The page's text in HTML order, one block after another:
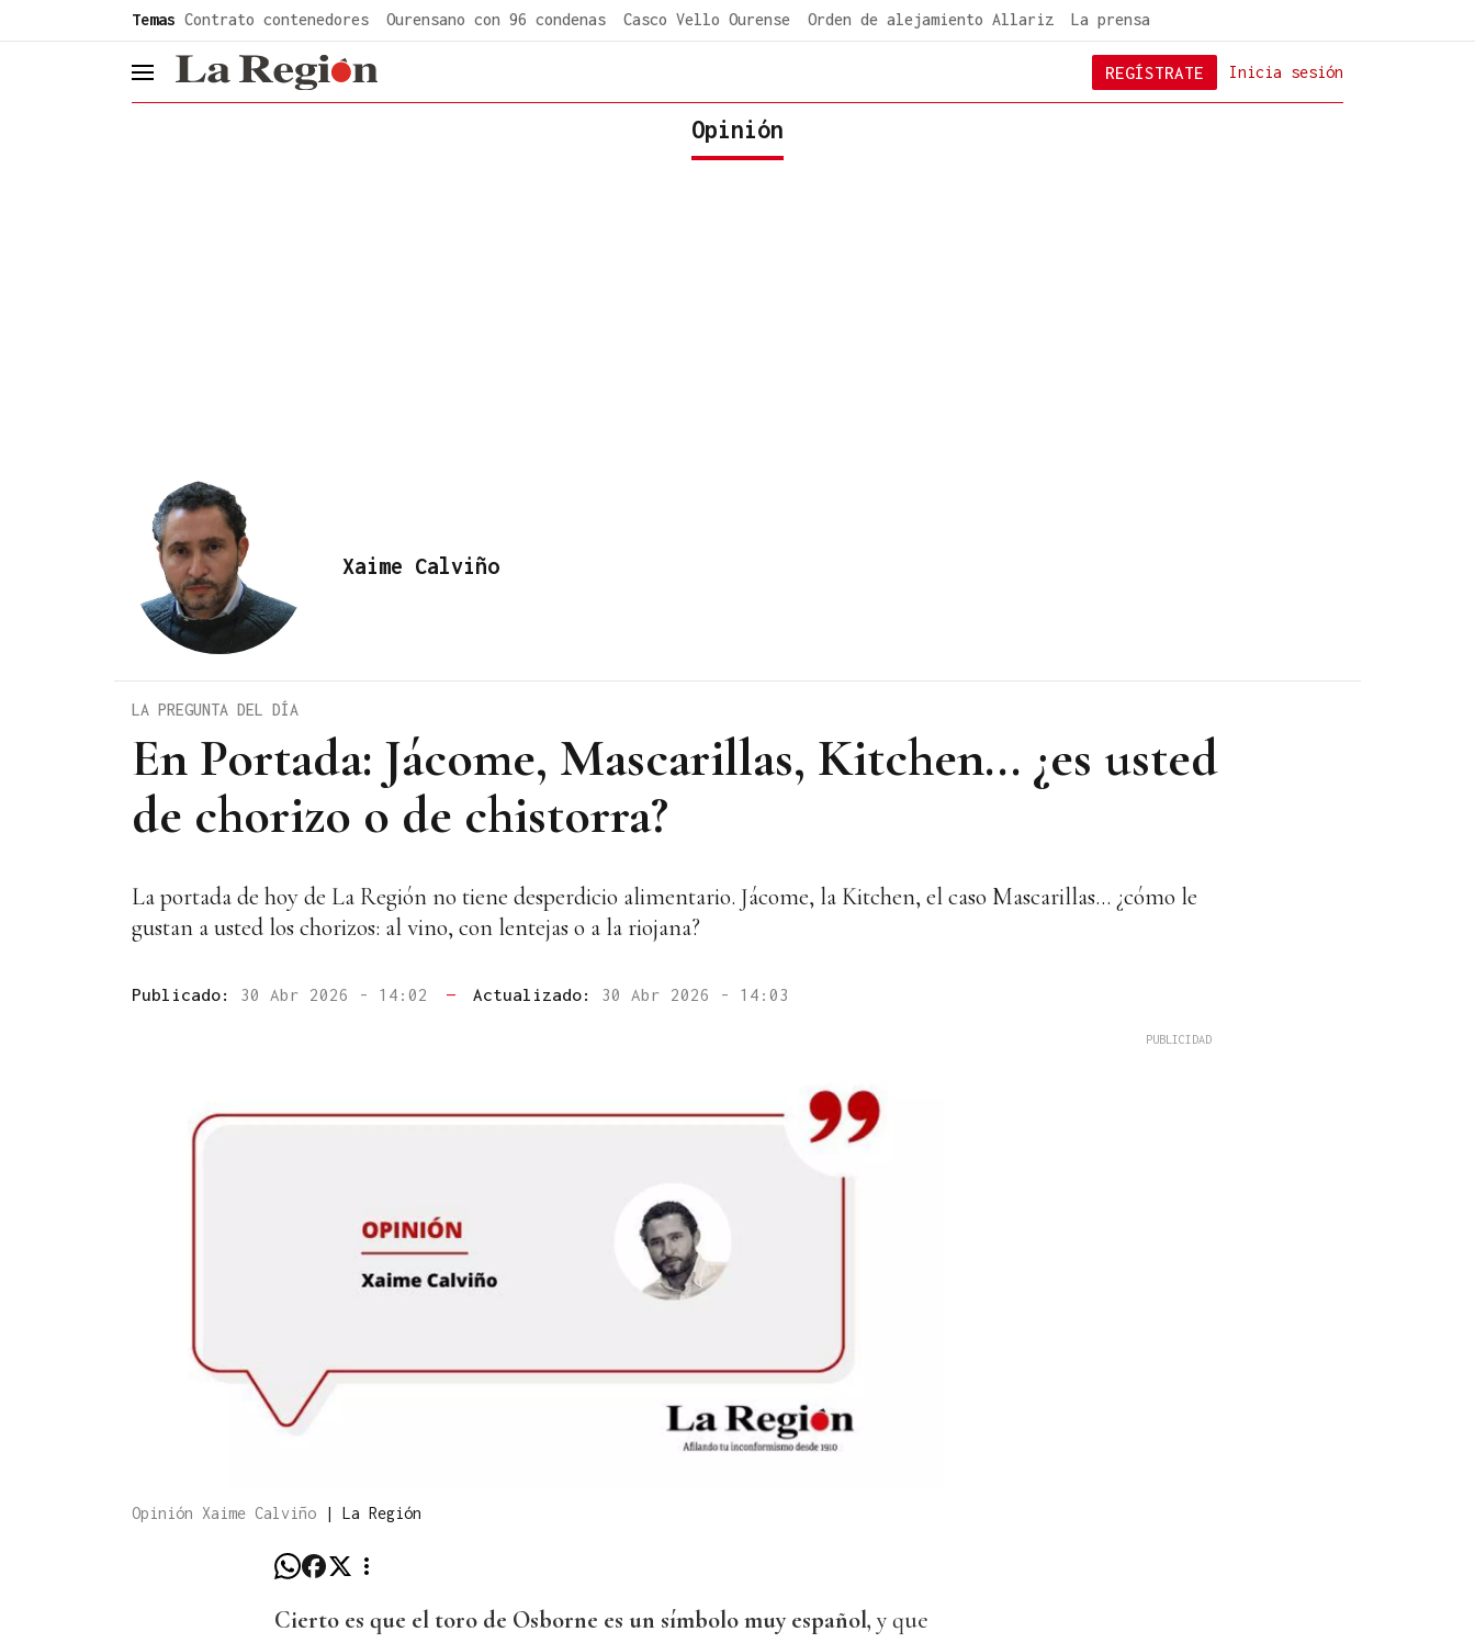
Temas Contrato contenedores Ourensano con 96 condenas Casco Vello Ourense Orden de alejamiento Allariz La prensa
header.menu.open Inicia sesión
REGÍSTRATE
Opinión
Xaime Calviño
En Portada: Jácome, Mascarillas, Kitchen... ¿es usted
de chorizo o de chistorra?
LA PREGUNTA DEL DÍA
La portada de hoy de La Región no tiene desperdicio alimentario. Jácome, la Kitchen, el caso Mascarillas... ¿cómo le
gustan a usted los chorizos: al vino, con lentejas o a la riojana?
Publicado: 30 Abr 2026 - 14:02 — Actualizado: 30 Abr 2026 - 14:03
Opinión Xaime Calviño | La Región
Cierto es que el toro de Osborne es un símbolo muy español, y que